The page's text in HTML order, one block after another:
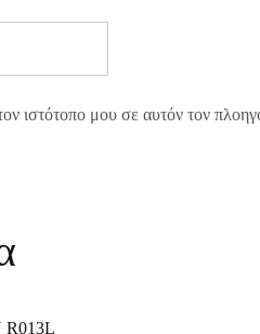
ιστότοπο μου σε αυτόν τον